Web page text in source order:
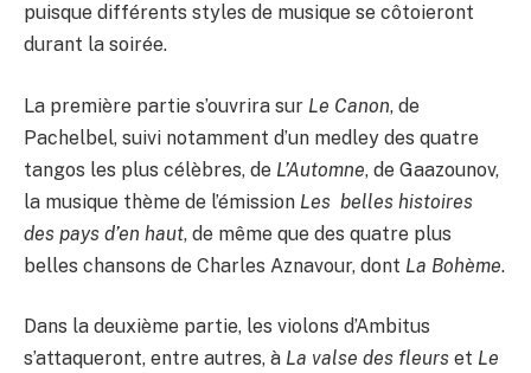
puisque différents styles de musique se côtoieront
durant la soirée.
La première partie s’ouvrira sur Le Canon, de
Pachelbel, suivi notamment d’un medley des quatre
tangos les plus célèbres, de L’Automne, de Gaazounov,
la musique thème de l’émission Les belles histoires
des pays d’en haut, de même que des quatre plus
belles chansons de Charles Aznavour, dont La Bohème.
Dans la deuxième partie, les violons d’Ambitus
s’attaqueront, entre autres, à La valse des fleurs et Le